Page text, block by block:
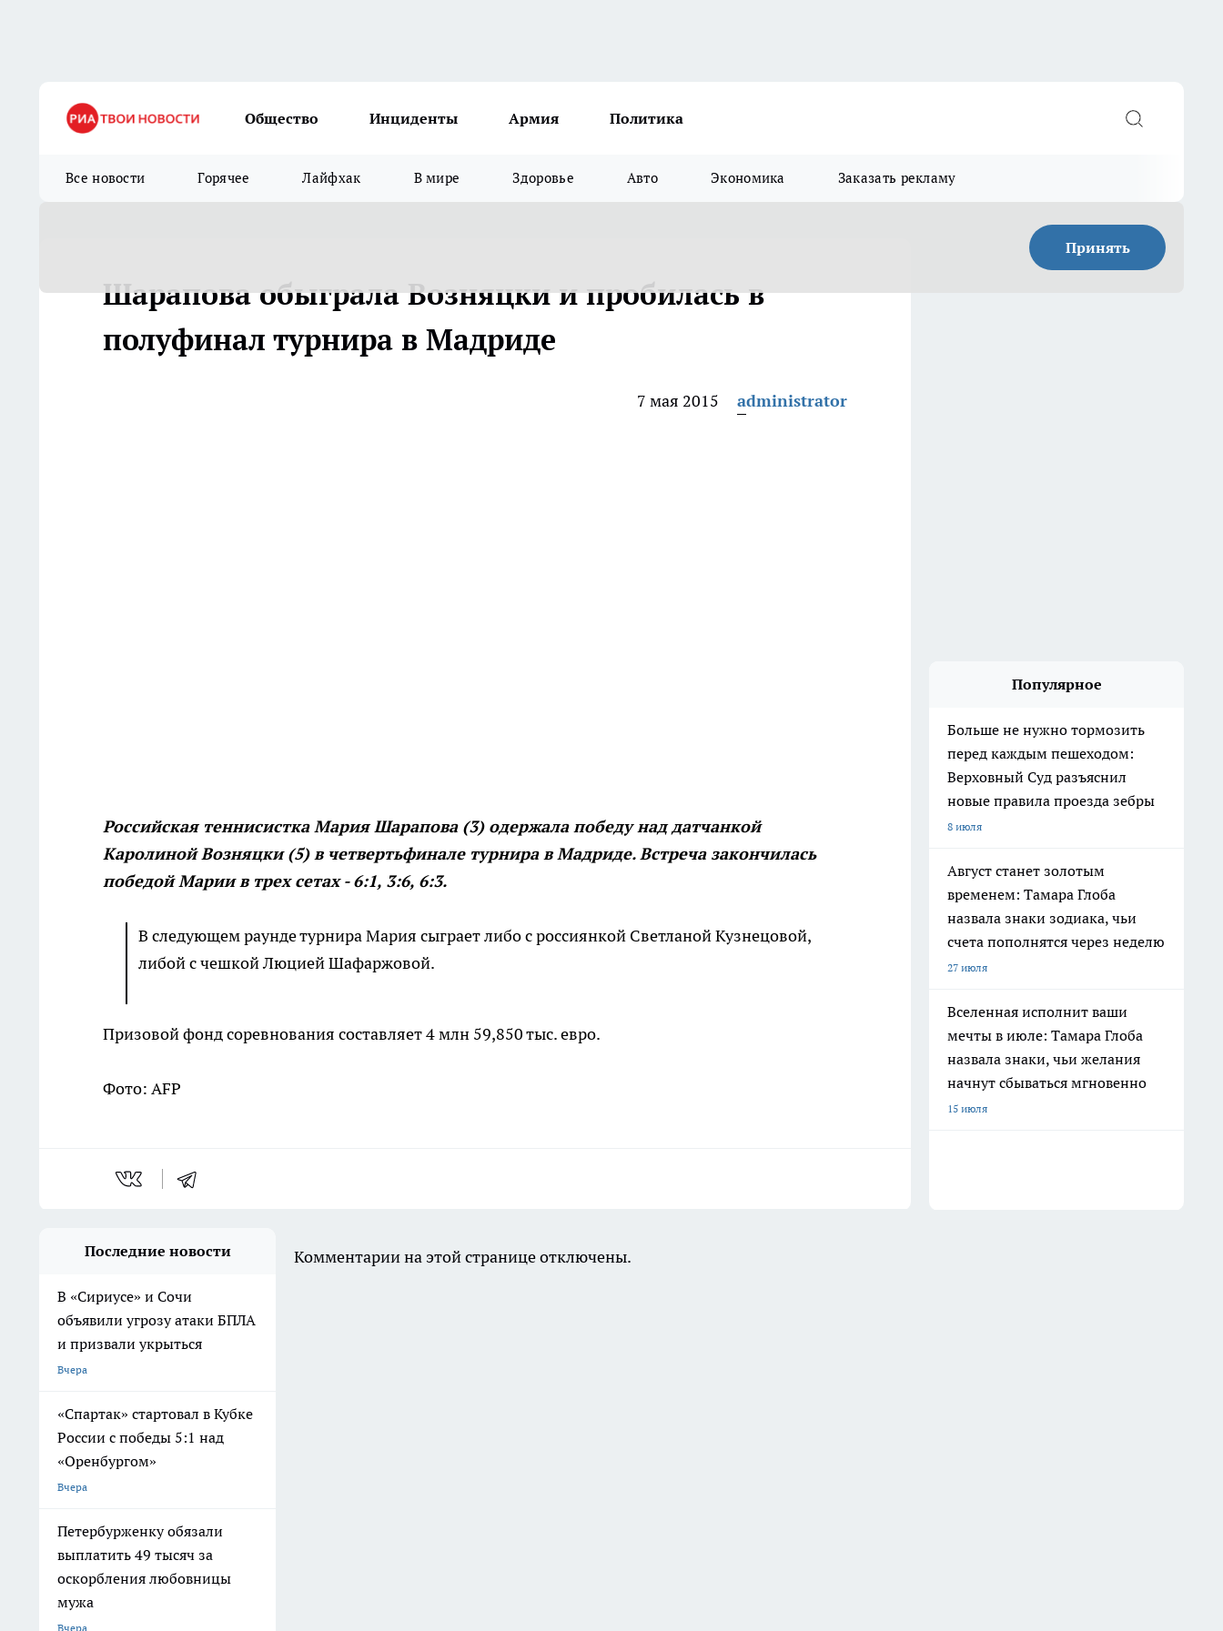
Общество Инциденты Армия Политика
Все новости Горячее Лайфхак В мире Здоровье Авто Экономика Заказать рекламу
Принять
Шарапова обыграла Возняцки и пробилась в
полуфинал турнира в Мадриде
7 мая 2015 administrator
Российская теннисистка Мария Шарапова (3) одержала победу над датчанкой
Каролиной Возняцки (5) в четвертьфинале турнира в Мадриде. Встреча закончилась
победой Марии в трех сетах - 6:1, 3:6, 6:3.
В следующем раунде турнира Мария сыграет либо с россиянкой Светланой Кузнецовой,
либой с чешкой Люцией Шафаржовой.
Призовой фонд соревнования составляет 4 млн 59,850 тыс. евро.
Фото: AFP
Популярное
Больше не нужно тормозить
перед каждым пешеходом:
Верховный Суд разъяснил
новые правила проезда зебры
8 июля
Август станет золотым
временем: Тамара Глоба
назвала знаки зодиака, чьи
счета пополнятся через неделю
27 июля
Вселенная исполнит ваши
мечты в июле: Тамара Глоба
назвала знаки, чьи желания
начнут сбываться мгновенно
15 июля
Последние новости
В «Сириусе» и Сочи
объявили угрозу атаки БПЛА
и призвали укрыться
Вчера
«Спартак» стартовал в Кубке
России с победы 5:1 над
«Оренбургом»
Вчера
Петербурженку обязали
выплатить 49 тысяч за
оскорбления любовницы
мужа
Вчера
Комментарии на этой странице отключены.